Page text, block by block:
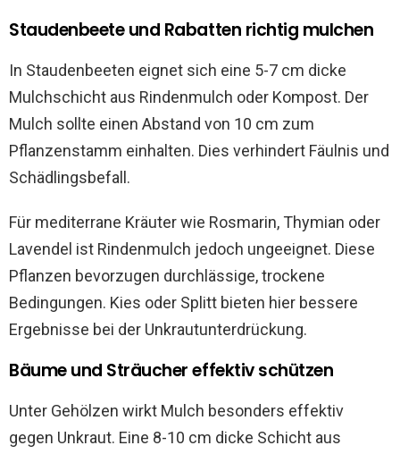
Staudenbeete und Rabatten richtig mulchen
In Staudenbeeten eignet sich eine 5-7 cm dicke
Mulchschicht aus Rindenmulch oder Kompost. Der
Mulch sollte einen Abstand von 10 cm zum
Pflanzenstamm einhalten. Dies verhindert Fäulnis und
Schädlingsbefall.
Für mediterrane Kräuter wie Rosmarin, Thymian oder
Lavendel ist Rindenmulch jedoch ungeeignet. Diese
Pflanzen bevorzugen durchlässige, trockene
Bedingungen. Kies oder Splitt bieten hier bessere
Ergebnisse bei der Unkrautunterdrückung.
Bäume und Sträucher effektiv schützen
Unter Gehölzen wirkt Mulch besonders effektiv
gegen Unkraut. Eine 8-10 cm dicke Schicht aus